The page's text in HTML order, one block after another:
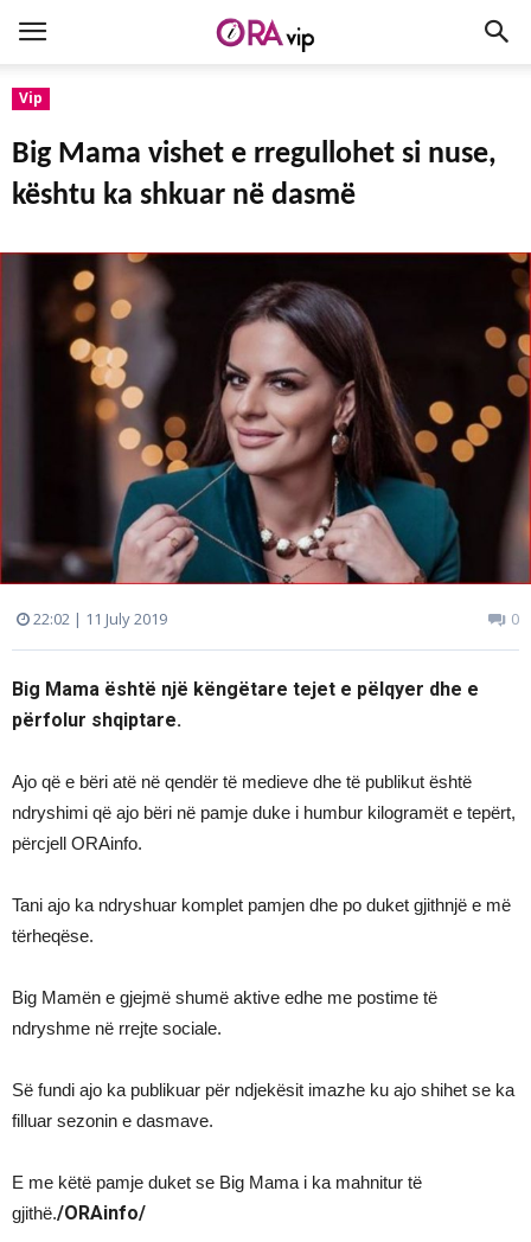
Vip
Big Mama vishet e rregullohet si nuse,
kështu ka shkuar në dasmë
22:02 | 11 July 2019 0
Big Mama është një këngëtare tejet e pëlqyer dhe e
përfolur shqiptare.
Ajo që e bëri atë në qendër të medieve dhe të publikut është
ndryshimi që ajo bëri në pamje duke i humbur kilogramët e tepërt,
përcjell ORAinfo.
Tani ajo ka ndryshuar komplet pamjen dhe po duket gjithnjë e më
tërheqëse.
Big Mamën e gjejmë shumë aktive edhe me postime të
ndryshme në rrejte sociale.
Së fundi ajo ka publikuar për ndjekësit imazhe ku ajo shihet se ka
filluar sezonin e dasmave.
E me këtë pamje duket se Big Mama i ka mahnitur të
gjithë./ORAinfo/